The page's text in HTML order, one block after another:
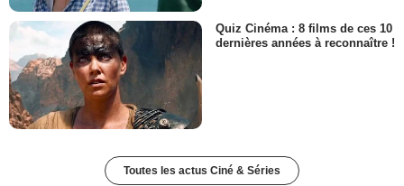
Quiz Cinéma : 8 films de ces 10
dernières années à reconnaître !
Toutes les actus Ciné & Séries